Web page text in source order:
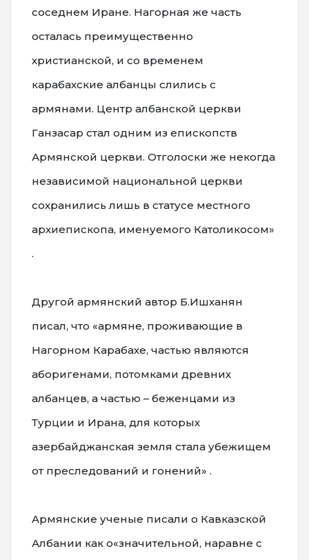
соседнем Иране. Нагорная же часть
осталась преимущественно
христианской, и со временем
карабахские албанцы слились с
армянами. Центр албанской церкви
Ганзасар стал одним из епископств
Армянской церкви. Отголоски же некогда
независимой национальной церкви
сохранились лишь в статусе местного
архиепископа, именуемого Католикосом»
.
Другой армянский автор Б.Ишханян
писал, что «армяне, проживающие в
Нагорном Карабахе, частью являются
аборигенами, потомками древних
албанцев, а частью – беженцами из
Турции и Ирана, для которых
азербайджанская земля стала убежищем
от преследований и гонений» .
Aрмянские ученые писали о Кавказской
Албании как о«значительной, наравне с